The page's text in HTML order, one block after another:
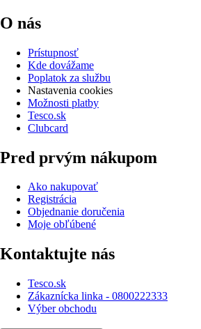
O nás
Prístupnosť
Kde dovážame
Poplatok za službu
Nastavenia cookies
Možnosti platby
Tesco.sk
Clubcard
Pred prvým nákupom
Ako nakupovať
Registrácia
Objednanie doručenia
Moje obľúbené
Kontaktujte nás
Tesco.sk
Zákaznícka linka - 0800222333
Výber obchodu